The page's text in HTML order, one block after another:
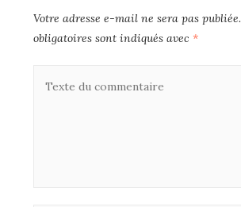
Votre adresse e-mail ne sera pas publiée.
obligatoires sont indiqués avec *